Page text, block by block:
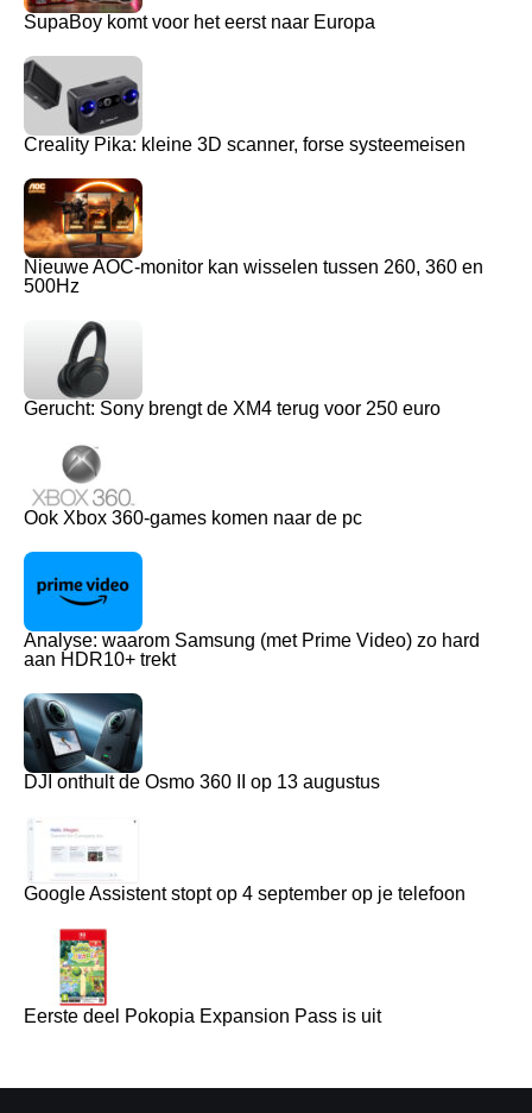
SupaBoy komt voor het eerst naar Europa
Creality Pika: kleine 3D scanner, forse systeemeisen
Nieuwe AOC-monitor kan wisselen tussen 260, 360 en
500Hz
Gerucht: Sony brengt de XM4 terug voor 250 euro
Ook Xbox 360-games komen naar de pc
Analyse: waarom Samsung (met Prime Video) zo hard
aan HDR10+ trekt
DJI onthult de Osmo 360 II op 13 augustus
Google Assistent stopt op 4 september op je telefoon
Eerste deel Pokopia Expansion Pass is uit